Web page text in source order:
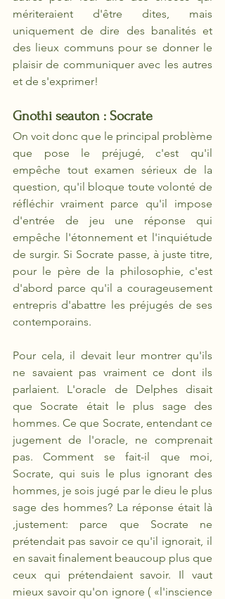
mériteraient d'être dites, mais
uniquement de dire des banalités et
des lieux communs pour se donner le
plaisir de communiquer avec les autres
et de s'exprimer!
Gnothi seauton : Socrate
On voit donc que le principal problème
que pose le préjugé, c'est qu'il
empêche tout examen sérieux de la
question, qu'il bloque toute volonté de
réfléchir vraiment parce qu'il impose
d'entrée de jeu une réponse qui
empêche l'étonnement et l'inquiétude
de surgir. Si Socrate passe, à juste titre,
pour le père de la philosophie, c'est
d'abord parce qu'il a courageusement
entrepris d'abattre les préjugés de ses
contemporains.
Pour cela, il devait leur montrer qu'ils
ne savaient pas vraiment ce dont ils
parlaient. L'oracle de Delphes disait
que Socrate était le plus sage des
hommes. Ce que Socrate, entendant ce
jugement de l'oracle, ne comprenait
pas. Comment se fait-il que moi,
Socrate, qui suis le plus ignorant des
hommes, je sois jugé par le dieu le plus
sage des hommes? La réponse était là
,justement: parce que Socrate ne
prétendait pas savoir ce qu'il ignorait, il
en savait finalement beaucoup plus que
ceux qui prétendaient savoir. Il vaut
mieux savoir qu'on ignore ( «l'inscience